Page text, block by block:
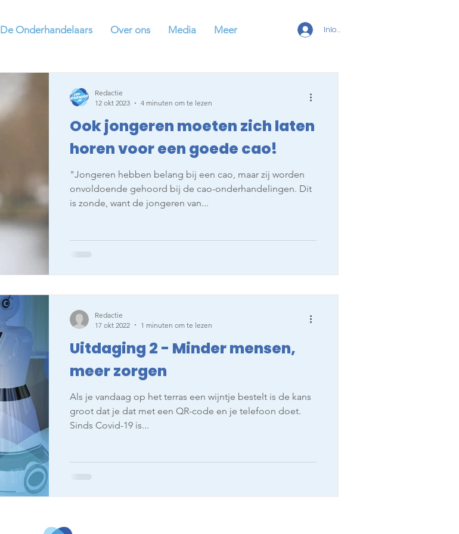
De Onderhandelaars Over ons Media Meer Inloggen
Ook jongeren moeten zich laten
horen voor een goede cao!
"Jongeren hebben belang bij een cao, maar zij worden
onvoldoende gehoord bij de cao-onderhandelingen. Dit
is zonde, want de jongeren van...
Redactie
12 okt 2023
4 minuten om te lezen
Uitdaging 2 - Minder mensen,
meer zorgen
Als je vandaag op het terras een wijntje bestelt is de kans
groot dat je dat met een QR-code en je telefoon doet.
Sinds Covid-19 is...
Redactie
17 okt 2022
1 minuten om te lezen